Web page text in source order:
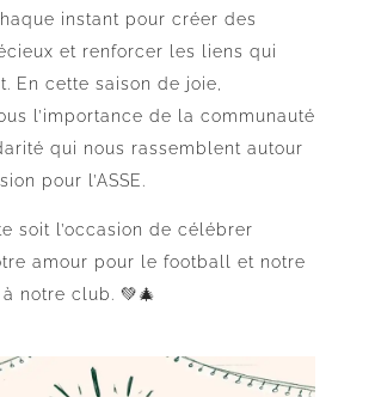
instant pour créer des
et renforcer les liens qui
En cette saison de joie,
l’importance de la communauté
qui nous rassemblent autour
pour l’ASSE.
soit l’occasion de célébrer
amour pour le football et notre
notre club. 💚🎄